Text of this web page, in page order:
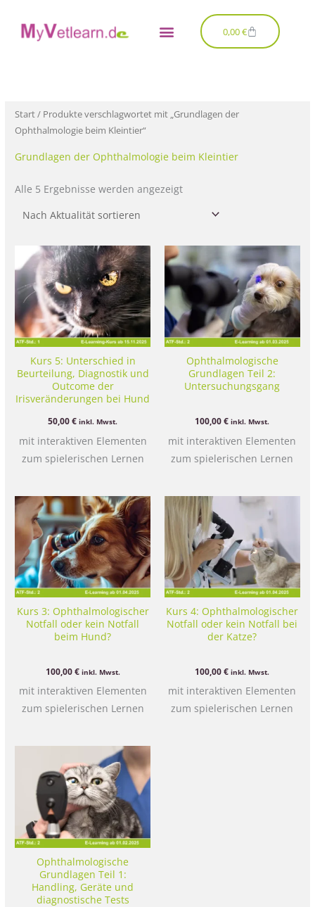
Inhalt
springen
0,00€Warenkorb
Start/ Produkte verschlagwortet mit „Grundlagen der
Ophthalmologie beim Kleintier“
Grundlagen der Ophthalmologie beim Kleintier
Alle 5 Ergebnisse werden angezeigt
Kurs 5: Unterschied in
Beurteilung, Diagnostik und
Outcome der
Irisveränderungen bei Hund
50,00€ inkl. Mwst.
mit interaktiven Elementen
zum spielerischen Lernen
Ophthalmologische
Grundlagen Teil 2:
Untersuchungsgang
100,00€ inkl. Mwst.
mit interaktiven Elementen
zum spielerischen Lernen
Kurs 3: Ophthalmologischer
Notfall oder kein Notfall
beim Hund?
100,00€ inkl. Mwst.
mit interaktiven Elementen
zum spielerischen Lernen
Kurs 4: Ophthalmologischer
Notfall oder kein Notfall bei
der Katze?
100,00€ inkl. Mwst.
mit interaktiven Elementen
zum spielerischen Lernen
Ophthalmologische
Grundlagen Teil 1:
Handling, Geräte und
diagnostische Tests